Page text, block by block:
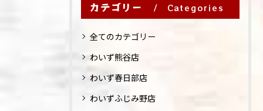
カテゴリー Categories
全てのカテゴリー
わいず熊谷店
わいず春日部店
わいずふじみ野店